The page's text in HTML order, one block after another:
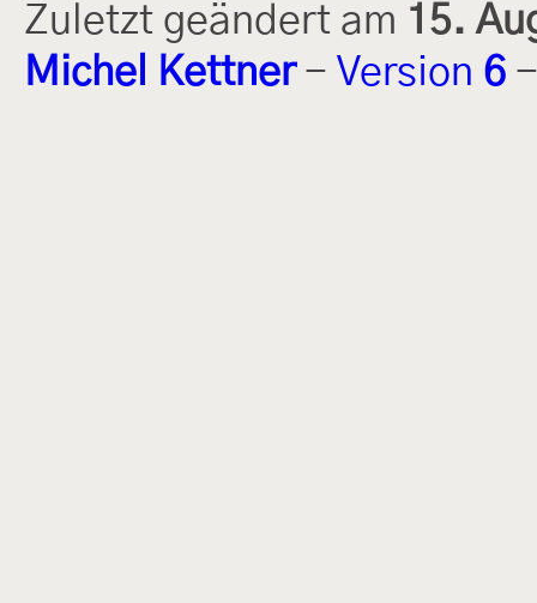
Zuletzt geändert am 15.
Michel Kettner- Version 6